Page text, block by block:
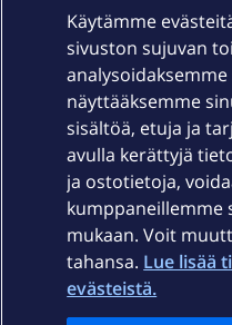
Laitteet & liittymät
Palvelut
Ajankohtaista
Käytämme
sivuston sujuvan
näyttääksemme
sisältöä, etuja ja
avulla kerättyjä
ja ostotietoja,
kumppaneillemme
mukaan. Voit
tahansa. Lue lisää
evästeistä.